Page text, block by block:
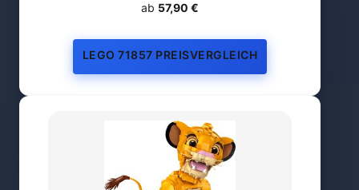
ab 57,90 €
LEGO 71857 PREISVERGLEICH